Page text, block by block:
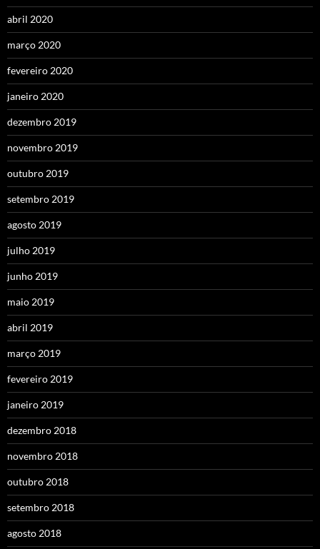
abril 2020
março 2020
fevereiro 2020
janeiro 2020
dezembro 2019
novembro 2019
outubro 2019
setembro 2019
agosto 2019
julho 2019
junho 2019
maio 2019
abril 2019
março 2019
fevereiro 2019
janeiro 2019
dezembro 2018
novembro 2018
outubro 2018
setembro 2018
agosto 2018